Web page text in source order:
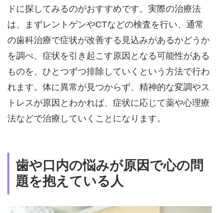
ドに探してみるのがおすすめです。実際の治療法
は、まずレントゲンやCTなどの検査を行い、通常
の歯科治療で症状が改善する見込みがあるかどうか
を調べ、症状を引き起こす原因となる可能性がある
ものを、ひとつずつ排除していくという方法で行わ
れます。体に異常が見つからず、精神的な変調やス
トレスが原因とわかれば、症状に応じて薬や心理療
法などで治療していくことになります。
歯や口内の悩みが原因で心の問
題を抱えている人